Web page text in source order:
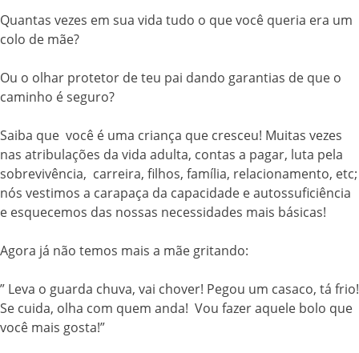
Quantas vezes em sua vida tudo o que você queria era um
colo de mãe?
Ou o olhar protetor de teu pai dando garantias de que o
caminho é seguro?
Saiba que você é uma criança que cresceu! Muitas vezes
nas atribulações da vida adulta, contas a pagar, luta pela
sobrevivência, carreira, filhos, família, relacionamento, etc;
nós vestimos a carapaça da capacidade e autossuficiência
e esquecemos das nossas necessidades mais básicas!
Agora já não temos mais a mãe gritando:
” Leva o guarda chuva, vai chover! Pegou um casaco, tá frio!
Se cuida, olha com quem anda! Vou fazer aquele bolo que
você mais gosta!”